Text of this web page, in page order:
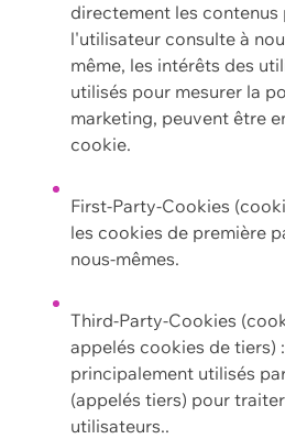
directement les contenus
l'utilisateur consulte à
même, les intérêts des
utilisés pour mesurer la
marketing, peuvent être
cookie.
First-Party-Cookies
les cookies de première
nous-mêmes.
Third-Party-Cookies
appelés cookies de tiers)
principalement utilisés
(appelés tiers) pour
utilisateurs..